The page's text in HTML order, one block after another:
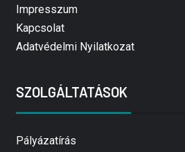
Impresszum
Kapcsolat
Adatvédelmi Nyilatkozat
SZOLGÁLTATÁSOK
Pályázatírás